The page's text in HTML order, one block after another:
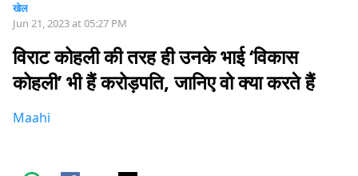
खेल
Jun 21, 2023 at 05:27 PM
विराट कोहली की तरह ही उनके भाई ‘विकास
कोहली’ भी हैं करोड़पति, जानिए वो क्या करते हैं
Maahi